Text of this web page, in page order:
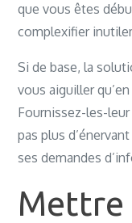
que vous êtes
complexifier
Si de base, la
vous aiguiller
Fournissez-les-leur
pas plus
ses demandes
Mettre